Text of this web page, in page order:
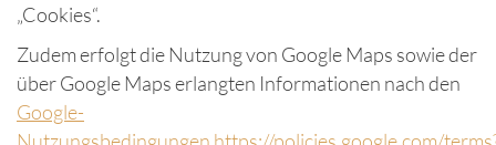
„Cookies“.
Zudem erfolgt die Nutzung von Google Maps sowie der
über Google Maps erlangten Informationen nach den
Google-